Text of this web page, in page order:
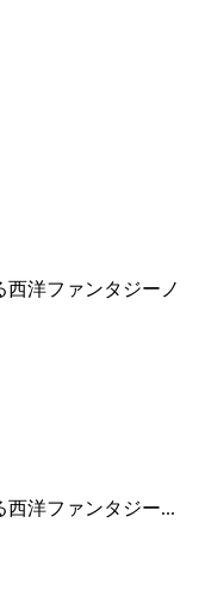
西洋ファンタジーノ
西洋ファンタジー...